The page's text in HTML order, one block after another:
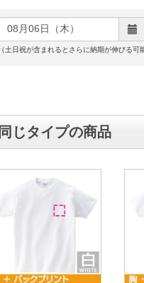
（土日祝が含まれるとさらに納期が伸びる可
同じタイプの商品